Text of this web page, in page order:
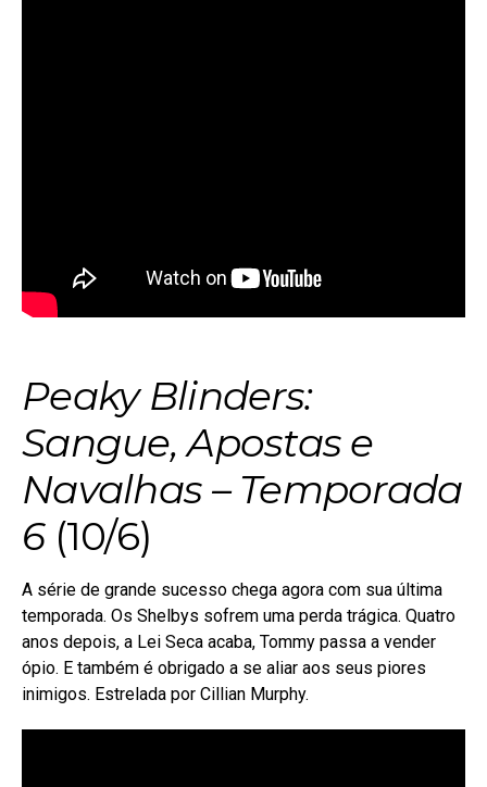
Peaky Blinders:
Sangue, Apostas e
Navalhas – Temporada
6(10/6)
A série de grande sucesso chega agora com sua última
temporada. Os Shelbys sofrem uma perda trágica. Quatro
anos depois, a Lei Seca acaba, Tommy passa a vender
ópio. E também é obrigado a se aliar aos seus piores
inimigos. Estrelada por Cillian Murphy.